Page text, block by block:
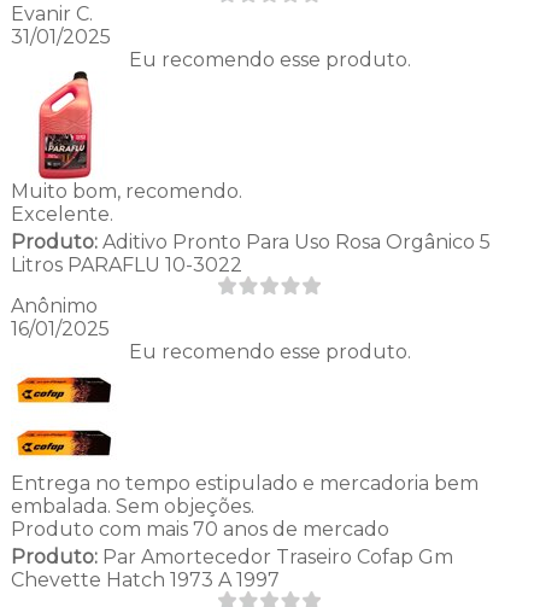
Evanir C.
31/01/2025
Eu recomendo esse produto.
Muito bom, recomendo.
Excelente.
Produto:Aditivo Pronto Para Uso Rosa Orgânico 5
Litros PARAFLU 10-3022
Anônimo
16/01/2025
Eu recomendo esse produto.
Entrega no tempo estipulado e mercadoria bem
embalada. Sem objeções.
Produto com mais 70 anos de mercado
Produto:Par Amortecedor Traseiro Cofap Gm
Chevette Hatch 1973 A 1997